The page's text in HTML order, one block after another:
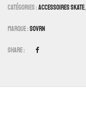
Catégories :Accessoires Skate,
Marque :SOVRN
Share :